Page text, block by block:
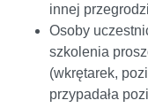
innej
Osoby
szkolenia
(wkrętarek,
przypadała